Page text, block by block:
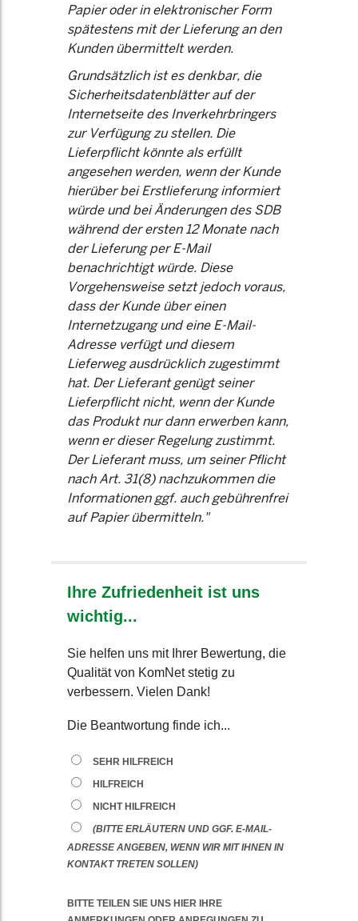
Papier oder in elektronischer Form
spätestens mit der Lieferung an den
Kunden übermittelt werden.
Grundsätzlich ist es denkbar, die
Sicherheitsdatenblätter auf der
Internetseite des Inverkehrbringers
zur Verfügung zu stellen. Die
Lieferpflicht könnte als erfüllt
angesehen werden, wenn der Kunde
hierüber bei Erstlieferung informiert
würde und bei Änderungen des SDB
während der ersten 12 Monate nach
der Lieferung per E-Mail
benachrichtigt würde. Diese
Vorgehensweise setzt jedoch voraus,
dass der Kunde über einen
Internetzugang und eine E-Mail-
Adresse verfügt und diesem
Lieferweg ausdrücklich zugestimmt
hat. Der Lieferant genügt seiner
Lieferpflicht nicht, wenn der Kunde
das Produkt nur dann erwerben kann,
wenn er dieser Regelung zustimmt.
Der Lieferant muss, um seiner Pflicht
nach Art. 31(8) nachzukommen die
Informationen ggf. auch gebührenfrei
auf Papier übermitteln."